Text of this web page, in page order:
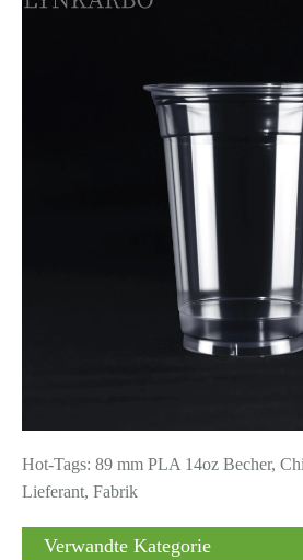
Hot-Tags: 89 mm PLA 14oz Becher,
Lieferant, Fabrik
Verwandte Kategorie